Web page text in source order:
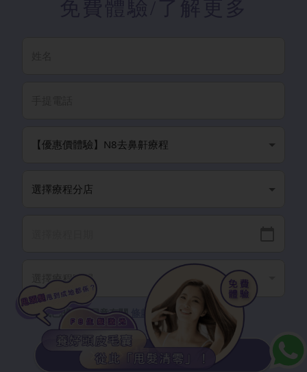
我已閱讀並同意有關 條款細則以及 隱私政策